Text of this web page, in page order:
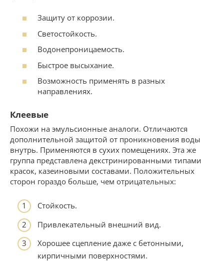
Защиту от коррозии.
Светостойкость.
Водонепроницаемость.
Быстрое высыхание.
Возможность применять в разных
направлениях.
Клеевые
Похожи на эмульсионные аналоги. Отличаются
дополнительной защитой от проникновения воды
внутрь. Применяются в сухих помещениях. Эта же
группа представлена декстринированными типами
красок, казеиновыми составами. Положительных
сторон гораздо больше, чем отрицательных:
Стойкость.
Привлекательный внешний вид.
Хорошее сцепление даже с бетонными,
кирпичными поверхностями.